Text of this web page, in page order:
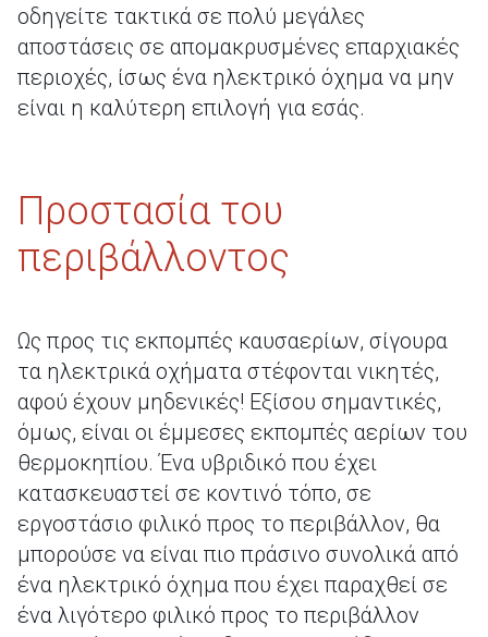
οδηγείτε τακτικά σε πολύ μεγάλες
αποστάσεις σε απομακρυσμένες επαρχιακές
περιοχές, ίσως ένα ηλεκτρικό όχημα να μην
είναι η καλύτερη επιλογή για εσάς.
Προστασία του
περιβάλλοντος
Ως προς τις εκπομπές καυσαερίων, σίγουρα
τα ηλεκτρικά οχήματα στέφονται νικητές,
αφού έχουν μηδενικές! Εξίσου σημαντικές,
όμως, είναι οι έμμεσες εκπομπές αερίων του
θερμοκηπίου. Ένα υβριδικό που έχει
κατασκευαστεί σε κοντινό τόπο, σε
εργοστάσιο φιλικό προς το περιβάλλον, θα
μπορούσε να είναι πιο πράσινο συνολικά από
ένα ηλεκτρικό όχημα που έχει παραχθεί σε
ένα λιγότερο φιλικό προς το περιβάλλον